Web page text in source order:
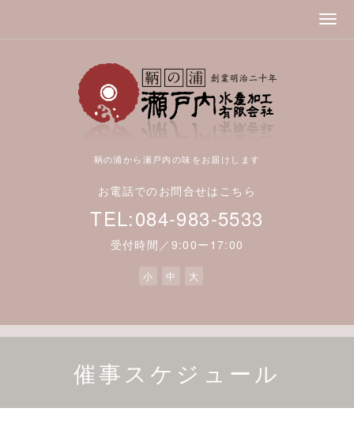
鞆の浦から瀬戸内の味をお届けします
お電話でのお問合せはこちら
TEL:084-983-5533
受付時間／9:00ー17:00
小 中 大
催事スケジュール